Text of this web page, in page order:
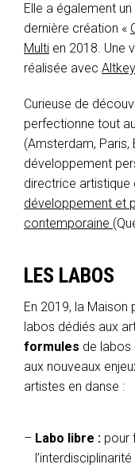
Elle a également
dernière création «
Multi en 2018. Une
réalisée avec Altkey
Curieuse de
perfectionne tout
(Amsterdam,
développement
directrice
développement et
contemporaine
LES LABOS
En 2019, la
labos dédiés aux
formules de labos
aux nouveaux
artistes en danse :
Labo libre : pour